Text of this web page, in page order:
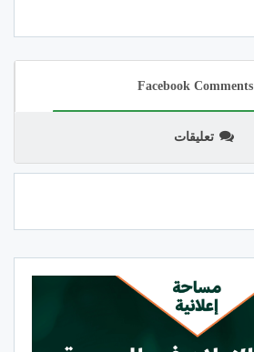
Facebook Comments
تعليقات